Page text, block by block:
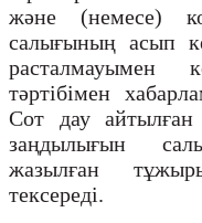
және (немесе)
салығының асып
расталмауымен
тәртібімен
Сот дау
заңдылығын
жазылған
тексереді.